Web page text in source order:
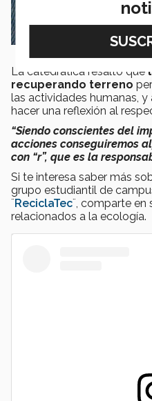
La catedrática resaltó que
recuperando terreno
las actividades humanas,
hacer una reflexión al
“Siendo conscientes del
acciones conseguiremos
con “r”, que es la
Si te interesa saber más
grupo estudiantil de
¨ReciclaTec¨, comparte en
relacionados a la ecología.